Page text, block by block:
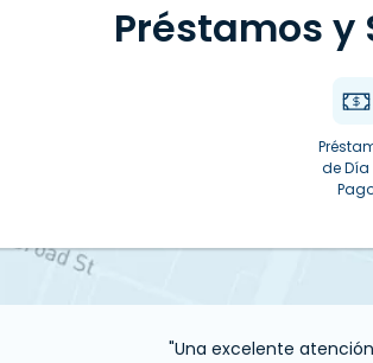
Préstamos y
de Día
"Una excelente